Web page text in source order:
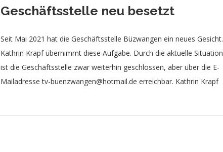
Geschäftsstelle neu besetzt
Seit Mai 2021 hat die Geschäftsstelle Büzwangen ein neues Gesicht.
Kathrin Krapf übernimmt diese Aufgabe. Durch die aktuelle Situation
ist die Geschäftsstelle zwar weiterhin geschlossen, aber über die E-
Mailadresse tv-buenzwangen@hotmail.de erreichbar. Kathrin Krapf